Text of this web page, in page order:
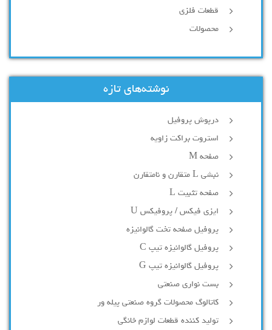
قطعات فلزی
محصولات
نوشته‌های تازه
درپوش پروفیل
استروت براکت زاویه
صفحه M
نبشی L متقارن و نامتقارن
صفحه تثبیت L
ایزی فیکس / پروفیکس U
پروفیل صفحه تخت گالوانیزه
پروفیل گالوانیزه تیپ C
پروفیل گالوانیزه تیپ G
بست نواری صنعتی
کاتالوگ محصولات گروه صنعتی پیله ور
تولید کننده قطعات لوازم خانگی